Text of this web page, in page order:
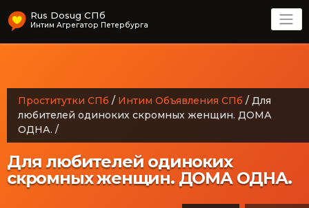
Rus Dosug СПб
Проститутки СПб / Интим Объявления СПб / Для
любителей одиноких скромных женщин. ДОМА
ОДНА. /
Для любителей одиноких
скромных женщин. ДОМА ОДНА.